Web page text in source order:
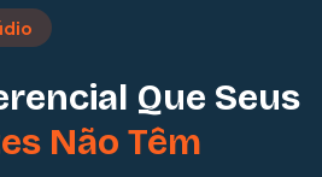
Que Seus
Não Têm